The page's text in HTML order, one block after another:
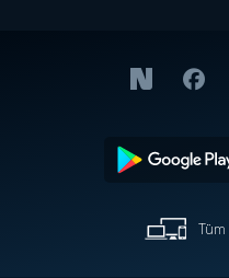
Tüm